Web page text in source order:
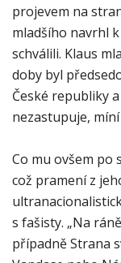
projevem na
mladšího navrhl
schválili. Klaus
doby byl
České republiky
nezastupuje,
Co mu ovšem po
což pramení z
s fašisty. „Na
případně Strana